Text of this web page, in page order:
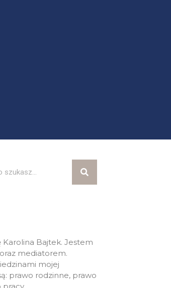
Karolina Bajtek. Jestem
mediatorem.
mojej
prawo rodzinne, prawo